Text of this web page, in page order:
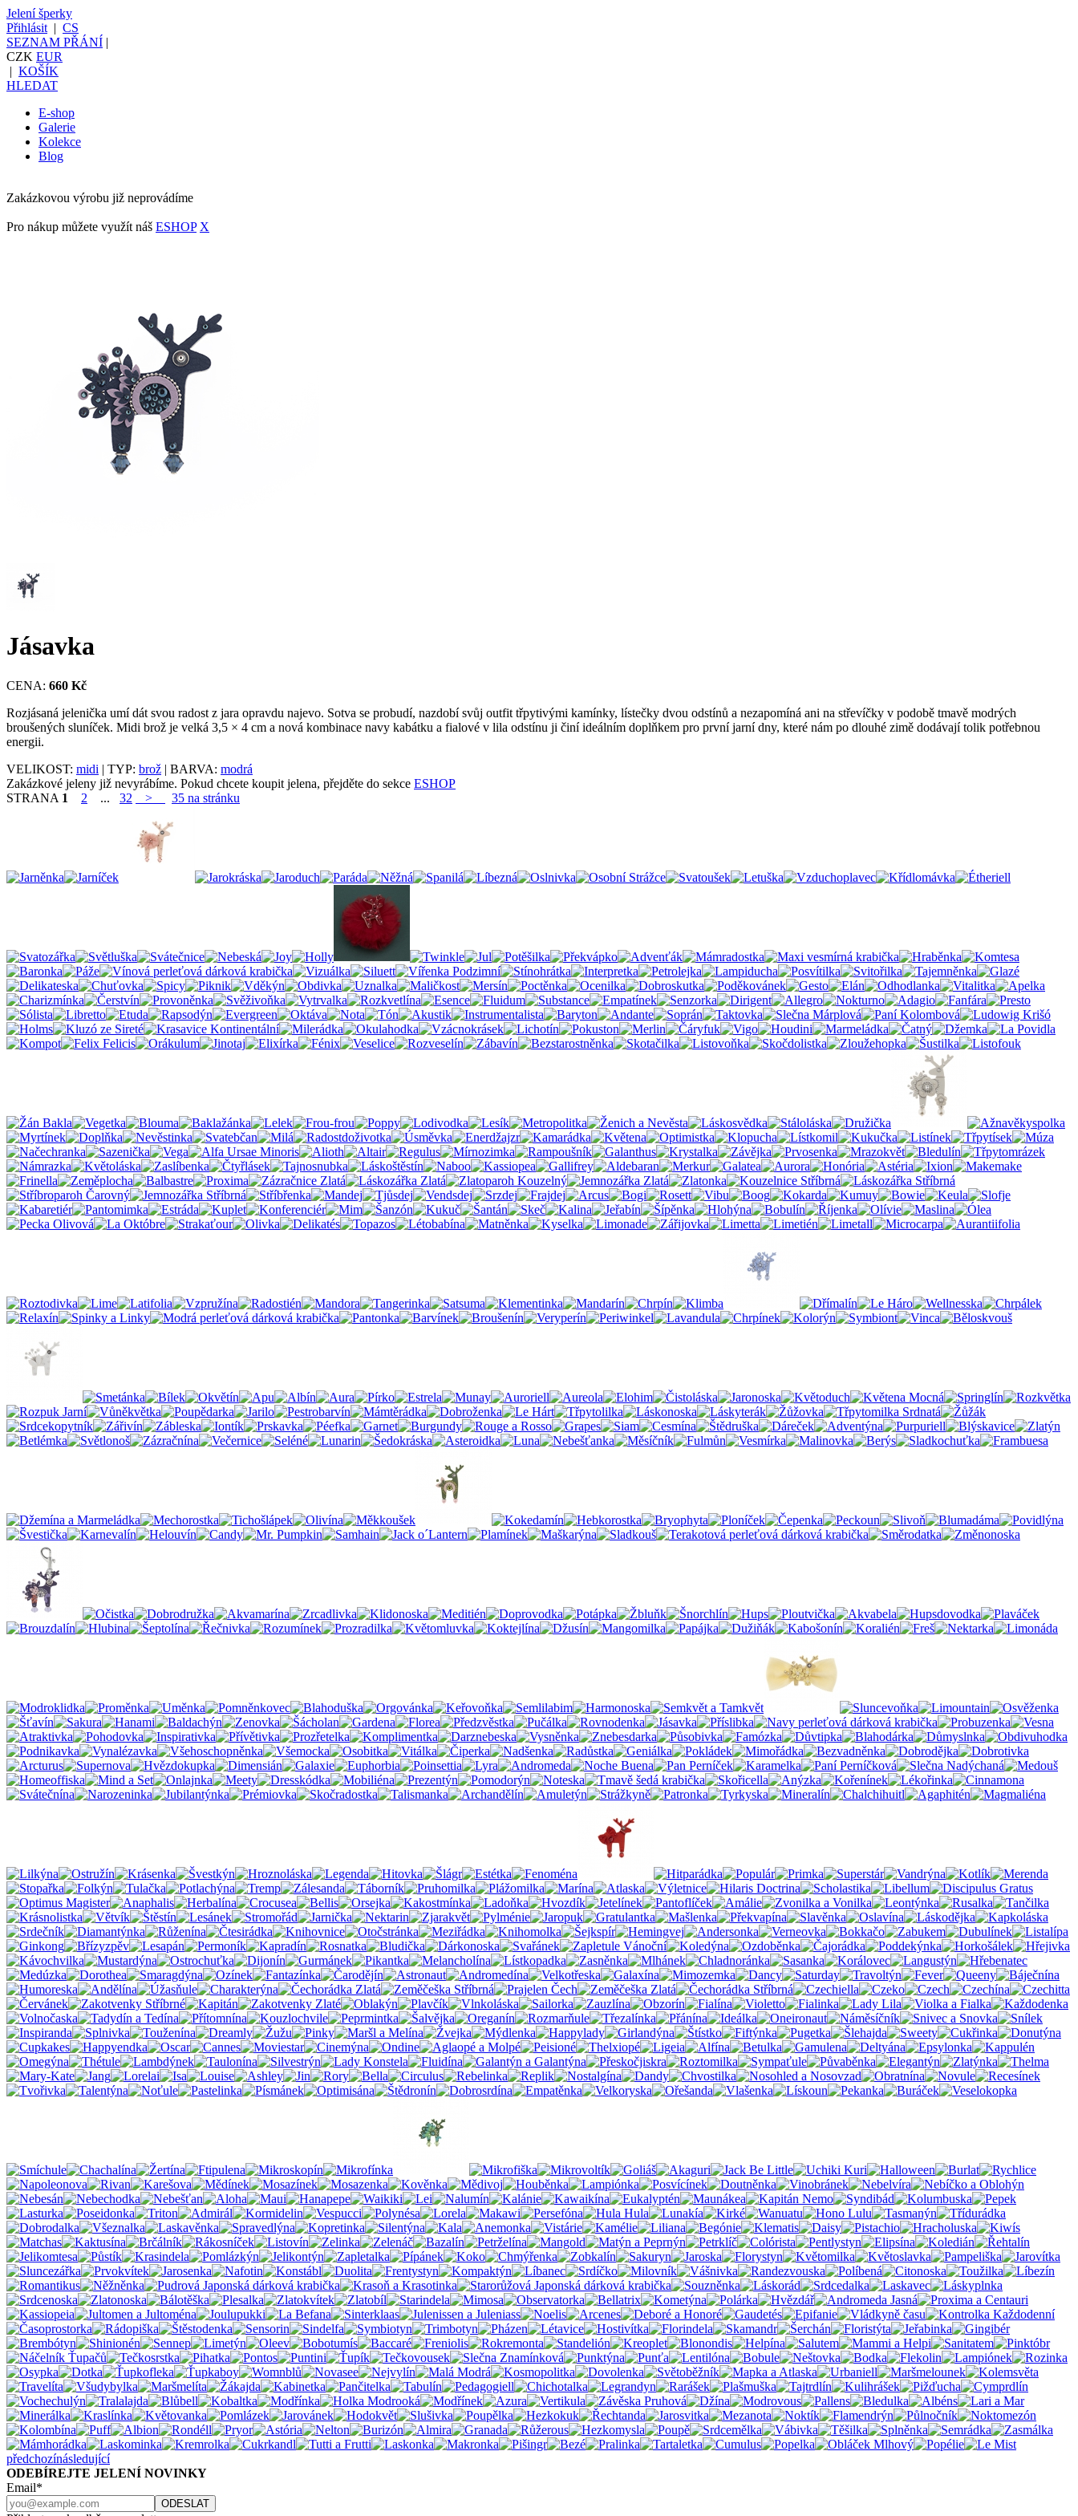
Jelení šperky
Přihlásit | CS
SEZNAM PŘÁNÍ |
CZK EUR
| KOŠÍK
HLEDAT
E-shop
Galerie
Kolekce
Blog
Zakázkovou výrobu již neprovádíme
Pro nákup můžete využít náš ESHOP X
Jásavka
CENA: 660 Kč
Rozjásaná jelenička umí dát svou radost z jara opravdu najevo. Sotva se probudí, nazdobí svůj outfit třpytivými kamínky, lístečky dvou odstínů a nezapomíná ani na střevíčky v podobě tmavě modrých
broušených sluníček. Midi brož je velká 3,5 × 4 cm a nová kombinace navy kabátku a fialové v lila odstínu ji činí ideálním doplňkem pro první jarní dny, které nám po dlouhé zimě dodávají tolik potřebnou
energii.
VELIKOST: midi | TYP: brož | BARVA: modrá
Zakázkové jeleny již nevyrábíme. Pokud chcete koupit jelena, přejděte do sekce ESHOP
STRANA 1 2 ... 32 > 35 na stránku
předchozínásledující
ODEBÍREJTE JELENÍ NOVINKY
Email*